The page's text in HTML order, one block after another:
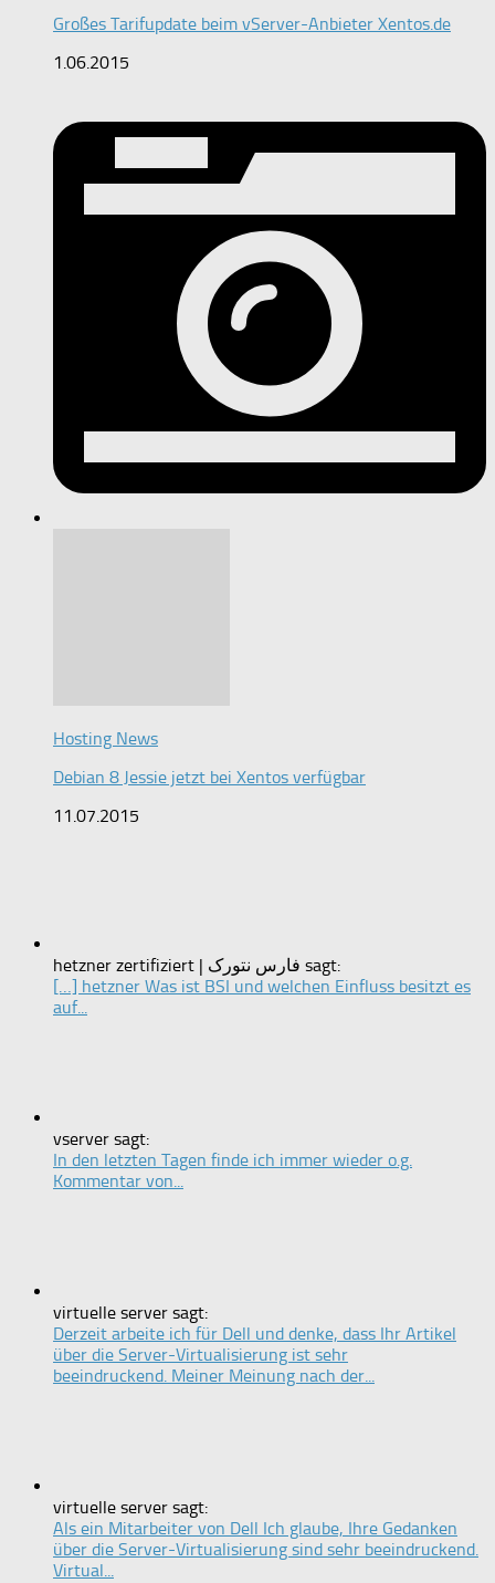
Großes Tarifupdate beim vServer-Anbieter Xentos.de
1.06.2015
Hosting News
Debian 8 Jessie jetzt bei Xentos verfügbar
11.07.2015
hetzner zertifiziert | فارس نتورک sagt:
[…] hetzner Was ist BSI und welchen Einfluss besitzt es
auf...
vserver sagt:
In den letzten Tagen finde ich immer wieder o.g.
Kommentar von...
virtuelle server sagt:
Derzeit arbeite ich für Dell und denke, dass Ihr Artikel
über die Server-Virtualisierung ist sehr
beeindruckend. Meiner Meinung nach der...
virtuelle server sagt:
Als ein Mitarbeiter von Dell Ich glaube, Ihre Gedanken
über die Server-Virtualisierung sind sehr beeindruckend.
Virtual...